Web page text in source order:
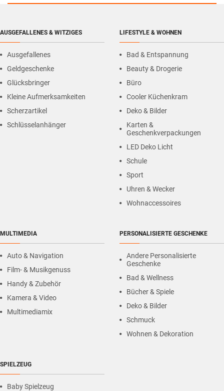
AUSGEFALLENES & WITZIGES
Ausgefallenes
Geldgeschenke
Glücksbringer
Kleine Aufmerksamkeiten
Scherzartikel
Schlüsselanhänger
LIFESTYLE & WOHNEN
Bad & Entspannung
Beauty & Drogerie
Büro
Cooler Küchenkram
Deko & Bilder
Karten &
Geschenkverpackungen
LED Deko Licht
Schule
Sport
Uhren & Wecker
Wohnaccessoires
MULTIMEDIA
Auto & Navigation
Film- & Musikgenuss
Handy & Zubehör
Kamera & Video
Multimediamix
PERSONALISIERTE GESCHENKE
Andere Personalisierte
Geschenke
Bad & Wellness
Bücher & Spiele
Deko & Bilder
Schmuck
Wohnen & Dekoration
SPIELZEUG
Baby Spielzeug